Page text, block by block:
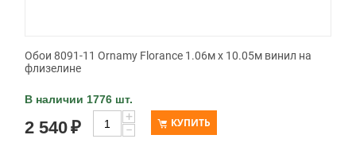
Обои 8091-11 Ornamy Florance 1.06м x 10.05м винил на
флизелине
В наличии 1776 шт.
2 540₽
+
−
КУПИТЬ